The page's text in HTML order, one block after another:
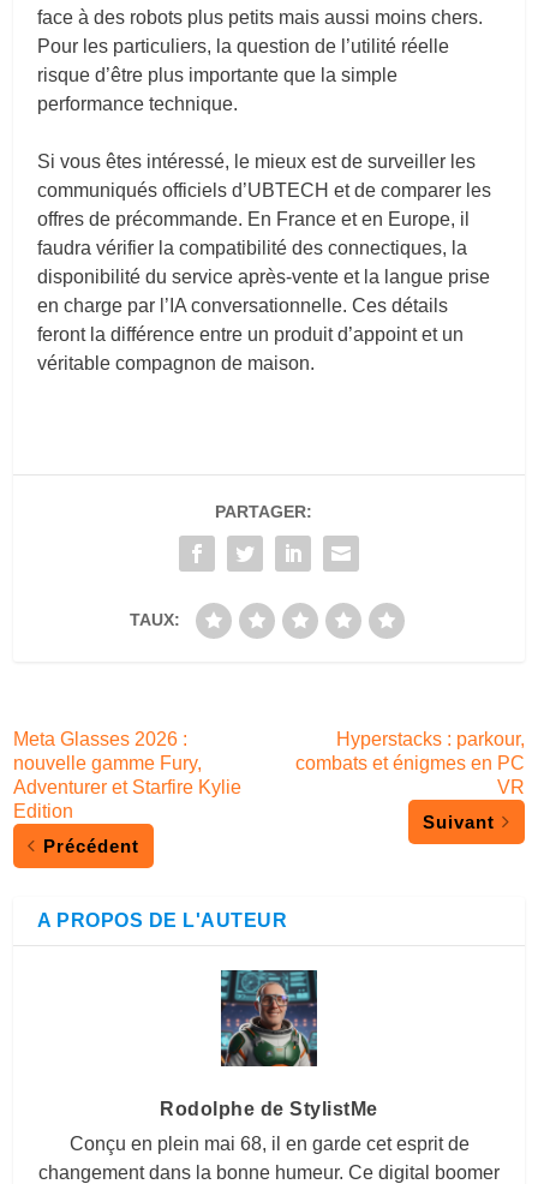
face à des robots plus petits mais aussi moins chers.
Pour les particuliers, la question de l’utilité réelle
risque d’être plus importante que la simple
performance technique.
Si vous êtes intéressé, le mieux est de surveiller les
communiqués officiels d’UBTECH et de comparer les
offres de précommande. En France et en Europe, il
faudra vérifier la compatibilité des connectiques, la
disponibilité du service après-vente et la langue prise
en charge par l’IA conversationnelle. Ces détails
feront la différence entre un produit d’appoint et un
véritable compagnon de maison.
PARTAGER:
TAUX:
Meta Glasses 2026 :
nouvelle gamme Fury,
Adventurer et Starfire Kylie
Edition
Précédent
Hyperstacks : parkour,
combats et énigmes en PC
VR
Suivant
A PROPOS DE L'AUTEUR
Rodolphe de StylistMe
Conçu en plein mai 68, il en garde cet esprit de
changement dans la bonne humeur. Ce digital boomer